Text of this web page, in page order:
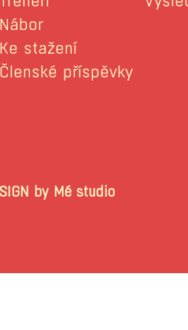
Nábor
Ke stažení
Členské příspěvky
| DESIGN by Mé